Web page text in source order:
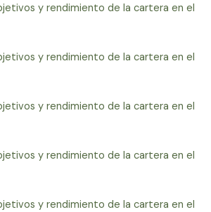
y rendimiento de la cartera en el
y rendimiento de la cartera en el
y rendimiento de la cartera en el
y rendimiento de la cartera en el
y rendimiento de la cartera en el